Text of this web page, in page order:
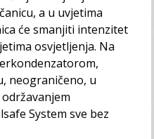
a u uvjetima
će smanjiti intenzitet
osvjetljenja. Na
neograničeno, u
System sve bez